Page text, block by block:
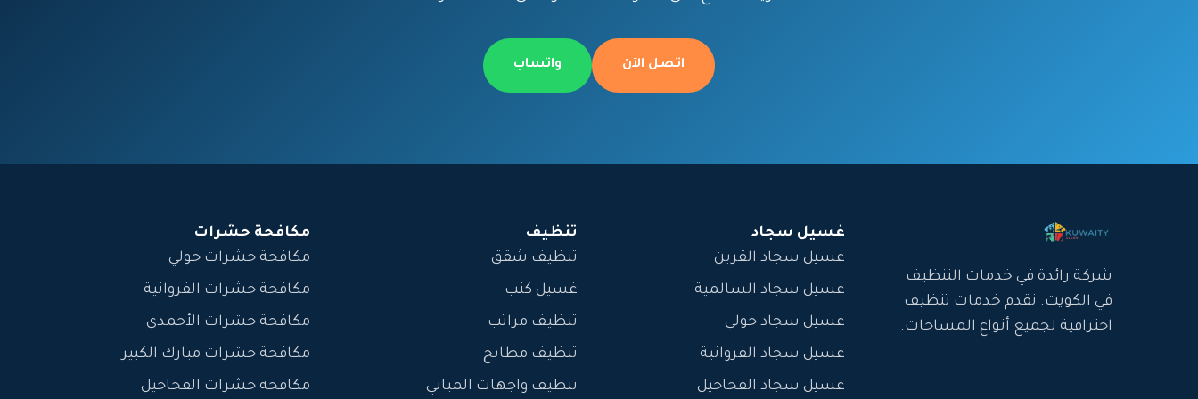
اتصل الآن واتساب
شركة رائدة في خدمات التنظيف
في الكويت. نقدم خدمات تنظيف
احترافية لجميع أنواع المساحات.
غسيل سجاد
غسيل سجاد القرين
غسيل سجاد السالمية
غسيل سجاد حولي
غسيل سجاد الفروانية
غسيل سجاد الفحاحيل
تنظيف
تنظيف شقق
غسيل كنب
تنظيف مراتب
تنظيف مطابخ
تنظيف واجهات المباني
مكافحة حشرات
مكافحة حشرات حولي
مكافحة حشرات الفروانية
مكافحة حشرات الأحمدي
مكافحة حشرات مبارك الكبير
مكافحة حشرات الفحاحيل